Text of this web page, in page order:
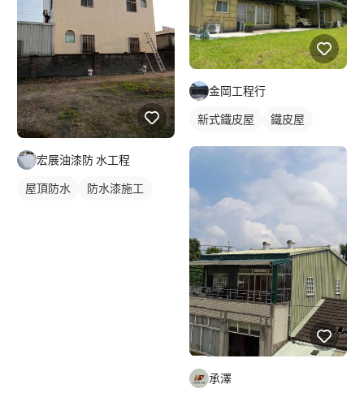
宏展油漆防 水工程
屋頂防水 防水漆施工
金岡工程行
新式鐵皮屋 鐵皮屋
承澤